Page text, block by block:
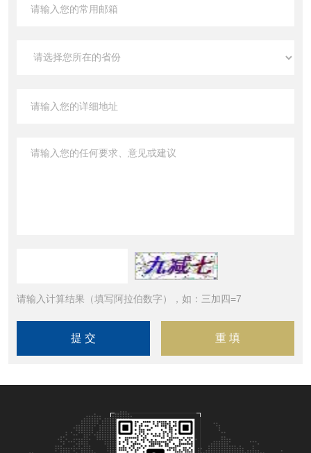
请输入计算结果（填写阿拉伯数字），如：三加四=7